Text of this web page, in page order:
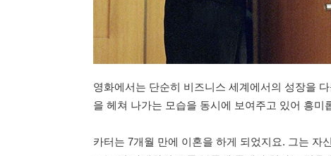
영화에서는 단순히 비즈니스 세계에서의 성장을
을 헤쳐 나가는 모습을 동시에 보여주고 있어 흥미
카터는 7개월 만에 이혼을 하게 되었지요. 그는 자